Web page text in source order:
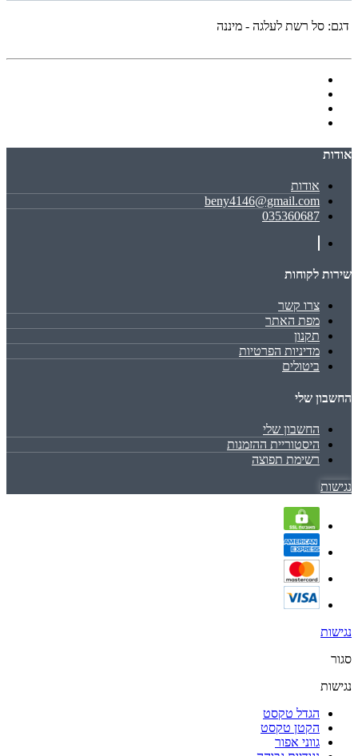
דגם: סל רשת לעלגה - מיננה
אודות
אודות
beny4146@gmail.com
035360687
שירות לקוחות
צרו קשר
מפת האתר
תקנון
מדיניות הפרטיות
ביטולים
החשבון שלי
החשבון שלי
היסטוריית ההזמנות
רשימת תפוצה
נגישות
נגישות
סגור
נגישות
הגדל טקסט
הקטן טקסט
גווני אפור